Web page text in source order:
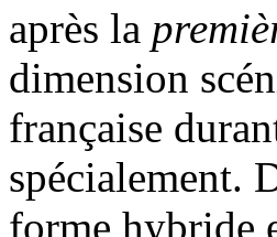
après la
dimension
française
spécialement.
forme hybride